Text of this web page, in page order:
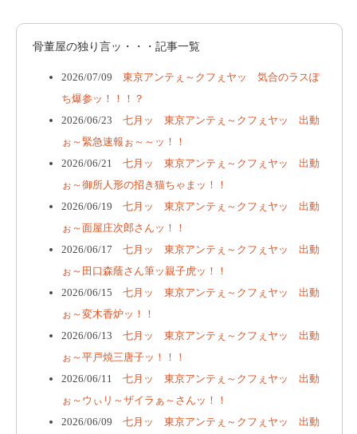
骨董屋の独り言ッ・・・記事一覧
2026/07/09 東京アンテぇ～クフぇヤッ 気合のラスぽ
ち爆参ッ！！！？
2026/06/23 七月ッ 東京アンテぇ～クフぇヤッ 出動
ぉ～緊急速報ぉ～～ッ！！
2026/06/21
七月ッ 東京アンテぇ～クフぇヤッ 出動
ぉ～御所人形の招き猫ちゃまッ！！
2026/06/19 七月ッ 東京アンテぇ～クフぇヤッ 出動
ぉ～面屋庄次郎さんッ！！
2026/06/17 七月ッ 東京アンテぇ～クフぇヤッ 出動
ぉ～田口森蔭さん筆ッ親子虎ッ！！
2026/06/15 七月ッ 東京アンテぇ～クフぇヤッ 出動
ぉ～変木香炉ッ！！
2026/06/13 七月ッ 東京アンテぇ～クフぇヤッ 出動
ぉ～平戸焼三唐子ッ！！！
2026/06/11
七月ッ 東京アンテぇ～クフぇヤッ 出動
ぉ～ウぃリ～ザイラぁ～さんッ！！
2026/06/09 七月ッ 東京アンテぇ～クフぇヤッ 出動